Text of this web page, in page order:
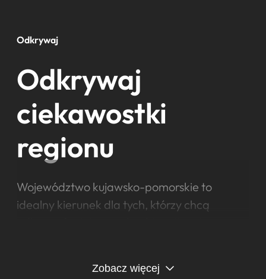
Odkrywaj
Odkrywaj
ciekawostki
regionu
Województwo kujawsko-pomorskie to
idealny kierunek dla tych, którzy chcą
wpisane na listę UNESCO, zachwycające
Zobacz więcej